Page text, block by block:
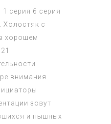
серия 6 серия
Холостяк с
хорошем
внимания
зовут
и пышных